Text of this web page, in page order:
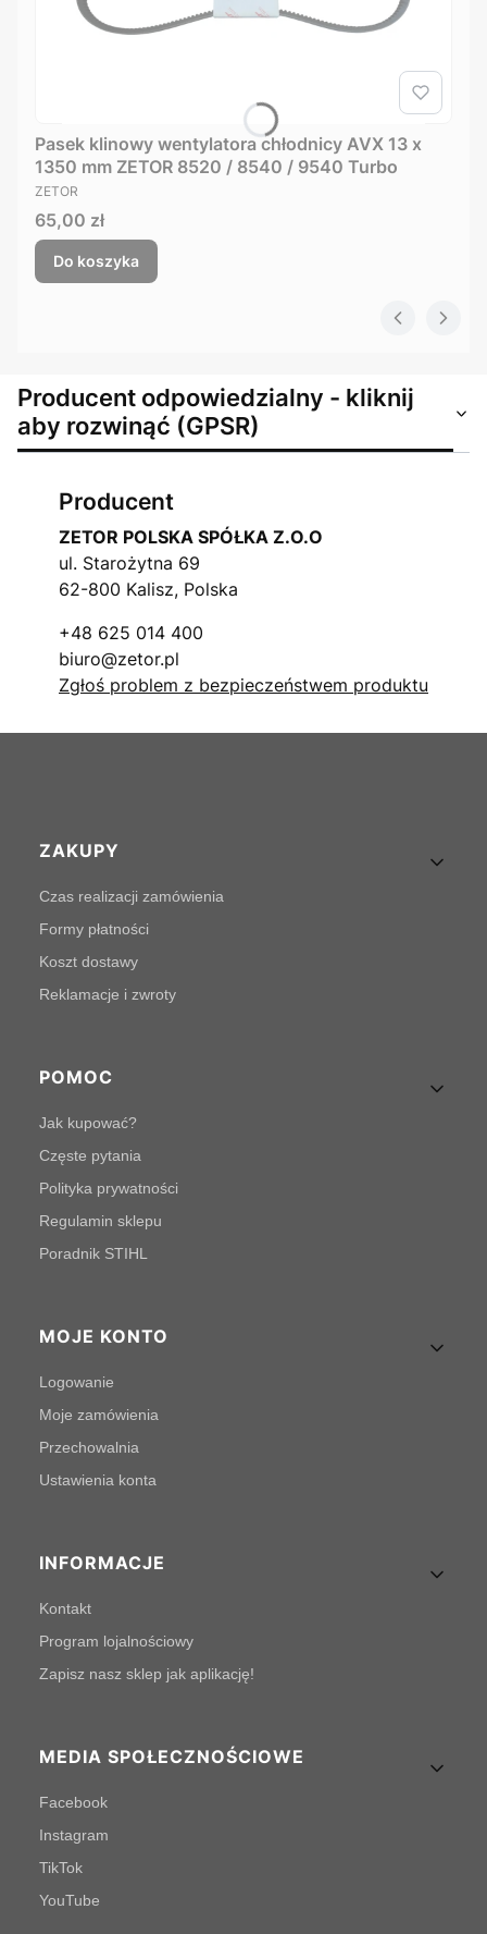
Pasek klinowy wentylatora chłodnicy AVX 13 x
1350 mm ZETOR 8520 / 8540 / 9540 Turbo
PRODUCENT
ZETOR
Cena
65,00 zł
Do koszyka
Producent odpowiedzialny - kliknij
aby rozwinąć (GPSR)
Producent
ZETOR POLSKA SPÓŁKA Z.O.O
ul. Starożytna 69
62-800 Kalisz, Polska
+48 625 014 400
biuro@zetor.pl
Zgłoś problem z bezpieczeństwem produktu
Linki w stopce
ZAKUPY
Czas realizacji zamówienia
Formy płatności
Koszt dostawy
Reklamacje i zwroty
POMOC
Jak kupować?
Częste pytania
Polityka prywatności
Regulamin sklepu
Poradnik STIHL
MOJE KONTO
Logowanie
Moje zamówienia
Przechowalnia
Ustawienia konta
INFORMACJE
Kontakt
Program lojalnościowy
Zapisz nasz sklep jak aplikację!
MEDIA SPOŁECZNOŚCIOWE
Facebook
Instagram
TikTok
YouTube